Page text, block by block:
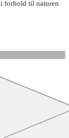
forhold til naturen